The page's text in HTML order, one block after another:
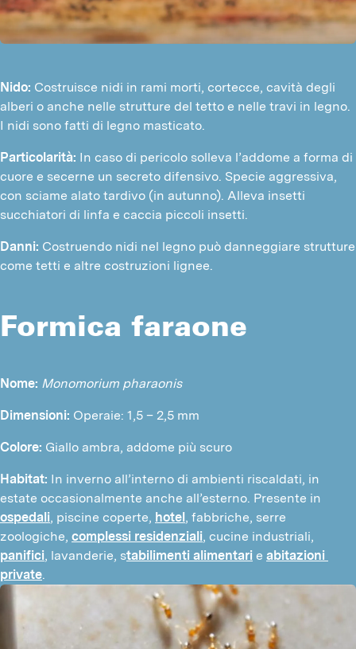
Nido: Costruisce nidi in rami morti, cortecce, cavità degli
alberi o anche nelle strutture del tetto e nelle travi in legno.
I nidi sono fatti di legno masticato.
Particolarità: In caso di pericolo solleva l’addome a forma di
cuore e secerne un secreto difensivo. Specie aggressiva,
con sciame alato tardivo (in autunno). Alleva insetti
succhiatori di linfa e caccia piccoli insetti.
Danni: Costruendo nidi nel legno può danneggiare strutture
come tetti e altre costruzioni lignee.
Formica faraone
Nome: Monomorium pharaonis
Dimensioni: Operaie: 1,5 – 2,5 mm
Colore: Giallo ambra, addome più scuro
Habitat: In inverno all’interno di ambienti riscaldati, in
ospedali, piscine coperte, hotel, fabbriche, serre
zoologiche, complessi residenziali
panifici, lavanderie, stabilimenti alimentari e abitazioni
private.